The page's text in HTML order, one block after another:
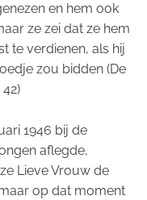
en hem ook
ze zei dat ze hem
te verdienen, als hij
zou bidden (De
1946 bij de
aflegde,
Lieve Vrouw de
op dat moment